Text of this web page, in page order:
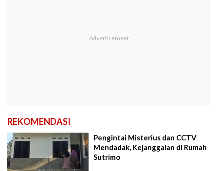
REKOMENDASI
Pengintai Misterius dan CCTV
Mendadak, Kejanggalan di Rumah
Sutrimo